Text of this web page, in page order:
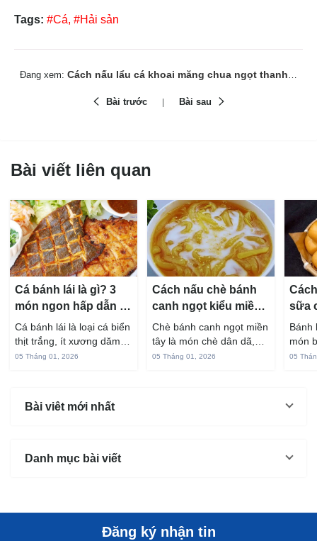
Tags: #Cá, #Hải sản
Đang xem: Cách nấu lẩu cá khoai măng chua ngọt thanh, thơm lừ
Bài trước Bài sau
Bài viết liên quan
Cá bánh lái là gì? 3
món ngon hấp dẫn từ
cá bánh lái
Cá bánh lái là loại cá biển
thịt trắng, ít xương dăm,
vị ngọt và rất dễ ăn khi
thể...
05 Tháng 01, 2026
Cách nấu chè bánh
canh ngọt kiểu miền
Tây ngon chuẩn vị
Chè bánh canh ngọt miền
tây là món chè dân dã,
gắn liền với đời sống sinh
05 Tháng 01, 2026
sữa
hấp
Bánh
món
mùi
05
Bài viêt mới nhất
Danh mục bài viết
Đăng ký nhận tin